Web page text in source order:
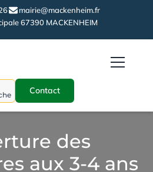
mairie@mackenheim.fr
67390 MACKENHEIM
Contact
des
aux 3-4 ans